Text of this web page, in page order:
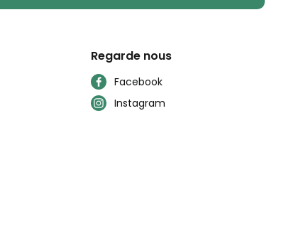
Regarde nous
Facebook
Instagram